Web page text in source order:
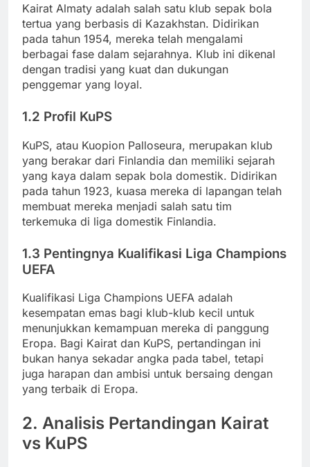
Kairat Almaty adalah salah satu klub sepak bola
tertua yang berbasis di Kazakhstan. Didirikan
pada tahun 1954, mereka telah mengalami
berbagai fase dalam sejarahnya. Klub ini dikenal
dengan tradisi yang kuat dan dukungan
penggemar yang loyal.
1.2 Profil KuPS
KuPS, atau Kuopion Palloseura, merupakan klub
yang berakar dari Finlandia dan memiliki sejarah
yang kaya dalam sepak bola domestik. Didirikan
pada tahun 1923, kuasa mereka di lapangan telah
membuat mereka menjadi salah satu tim
terkemuka di liga domestik Finlandia.
1.3 Pentingnya Kualifikasi Liga Champions
UEFA
Kualifikasi Liga Champions UEFA adalah
kesempatan emas bagi klub-klub kecil untuk
menunjukkan kemampuan mereka di panggung
Eropa. Bagi Kairat dan KuPS, pertandingan ini
bukan hanya sekadar angka pada tabel, tetapi
juga harapan dan ambisi untuk bersaing dengan
yang terbaik di Eropa.
2. Analisis Pertandingan Kairat
vs KuPS